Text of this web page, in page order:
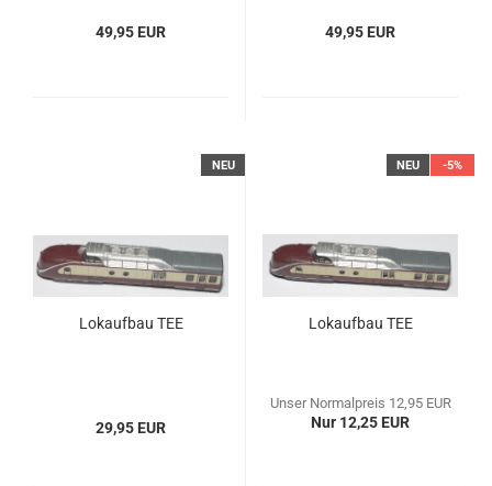
49,95 EUR 49,95 EUR
NEU
Lokaufbau TEE
29,95 EUR
NEU -5%
Lokaufbau TEE
Unser Normalpreis 12,95 EUR
Nur 12,25 EUR